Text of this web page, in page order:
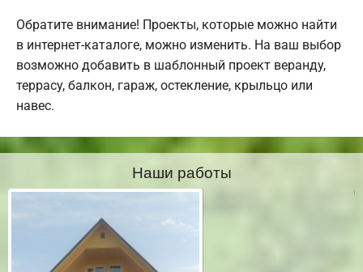
Обратите внимание! Проекты, которые можно найти
в интернет-каталоге, можно изменить. На ваш выбор
возможно добавить в шаблонный проект веранду,
террасу, балкон, гараж, остекление, крыльцо или
навес.
Наши работы